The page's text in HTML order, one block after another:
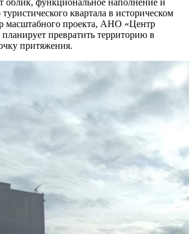
облик, функциональное наполнение и
квартала в историческом
масштабного проекта, АНО «Центр
планирует превратить территорию в
притяжения.